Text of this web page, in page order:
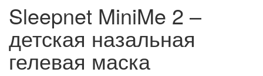
Sleepnet MiniMe 2 –
детская назальная
гелевая маска